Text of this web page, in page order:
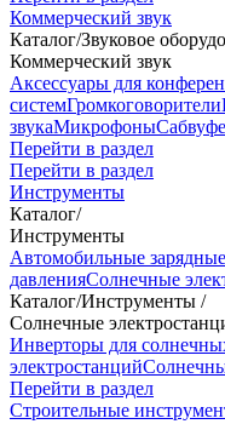
Коммерческий звук
Каталог/Звуковое
Коммерческий звук
Аксессуары для
системГромкоговорители
звукаМикрофоны
Перейти в раздел
Перейти в раздел
Инструменты
Каталог/
Инструменты
Автомобильные
давленияСолнечные
Каталог/Инструменты /
Солнечные
Инверторы для
электростанций
Перейти в раздел
Строительные